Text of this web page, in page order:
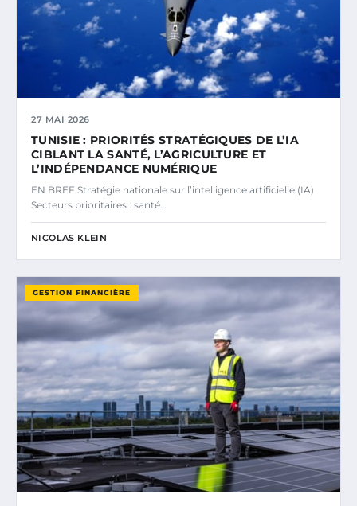
27 MAI 2026
TUNISIE : PRIORITÉS STRATÉGIQUES DE L’IA
CIBLANT LA SANTÉ, L’AGRICULTURE ET
L’INDÉPENDANCE NUMÉRIQUE
EN BREF Stratégie nationale sur l’intelligence artificielle (IA)
Secteurs prioritaires : santé…
NICOLAS KLEIN
GESTION FINANCIÈRE